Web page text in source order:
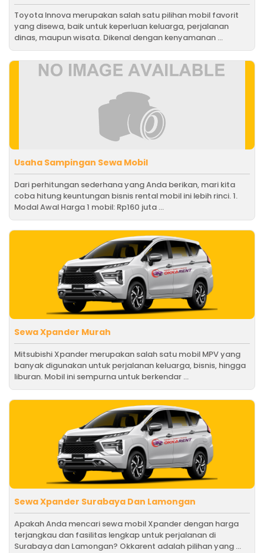
Toyota Innova merupakan salah satu pilihan mobil favorit
yang disewa, baik untuk keperluan keluarga, perjalanan
dinas, maupun wisata. Dikenal dengan kenyamanan ...
Usaha Sampingan Sewa Mobil
Dari perhitungan sederhana yang Anda berikan, mari kita
coba hitung keuntungan bisnis rental mobil ini lebih rinci. 1.
Modal Awal Harga 1 mobil: Rp160 juta ...
Sewa Xpander Murah
Mitsubishi Xpander merupakan salah satu mobil MPV yang
banyak digunakan untuk perjalanan keluarga, bisnis, hingga
liburan. Mobil ini sempurna untuk berkendar ...
Sewa Xpander Surabaya Dan Lamongan
Apakah Anda mencari sewa mobil Xpander dengan harga
terjangkau dan fasilitas lengkap untuk perjalanan di
Surabaya dan Lamongan? Okkarent adalah pilihan yang ...